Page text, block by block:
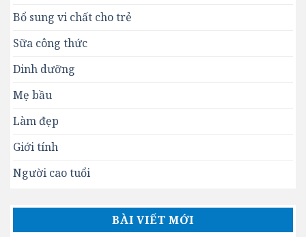
Bổ sung vi chất cho trẻ
Sữa công thức
Dinh dưỡng
Mẹ bầu
Làm đẹp
Giới tính
Người cao tuổi
BÀI VIẾT MỚI